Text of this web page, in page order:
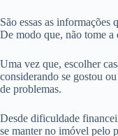
São essas as informações
De modo que, não tome a
Uma vez que, escolher
considerando se gostou
de problemas.
Desde dificuldade
se manter no imóvel pelo